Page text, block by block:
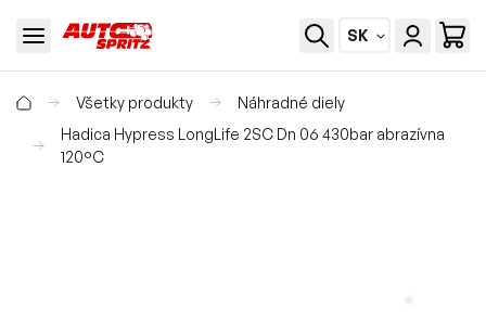
SK
Všetky produkty
Náhradné diely
Hadica Hypress LongLife 2SC Dn 06 430bar abrazívna
120°C